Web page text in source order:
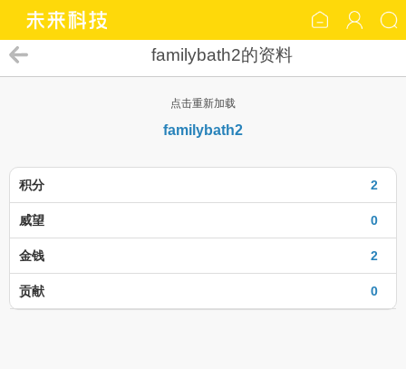
familybath2的资料
点击重新加载
familybath2
2
积分
0
威望
2
金钱
0
贡献